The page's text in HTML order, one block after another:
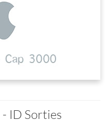
- ID Sorties